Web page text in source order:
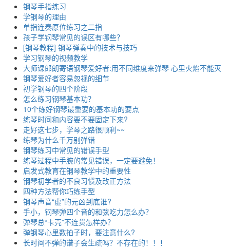
钢琴手指练习
学钢琴的理由
单指连奏原位练习之二指
孩子学钢琴常见的误区有哪些？
[钢琴教程] 钢琴弹奏中的技术与技巧
学习钢琴的视频教学
大师课郎朗寄语钢琴爱好者:用不同维度来弹琴 心里火焰不能灭
钢琴爱好者容易忽视的细节
初学钢琴的四个阶段
怎么练习钢琴基本功？
10个练好钢琴最重要的基本功的要点
练琴时间和内容要不要固定下来?
走好这七步，学琴之路很顺利~~
练琴为什么千万别弹错
钢琴练习中常见的错误手型
练琴过程中手腕的常见错误，一定要避免！
启发式教育在钢琴教学中的重要性
钢琴初学者的不良习惯及改正方法
四种方法帮你巧练手型
钢琴声音“虚”的元凶到底谁?
手小，钢琴弹四个音的和弦吃力怎么办？
弹琴总“卡壳”不连贯怎样办？
弹钢琴心里数拍子时，要注意什么?
长时间不弹的谱子会生疏吗？不存在的！！！